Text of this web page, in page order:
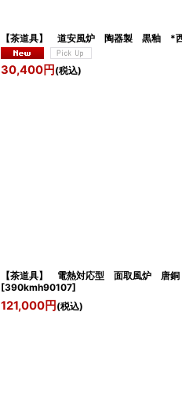
【茶道具】 道安風炉 陶器製 黒釉 *
30,400円 (税込)
【茶道具】 電熱対応型 面取風炉
[390kmh90107]
121,000円 (税込)